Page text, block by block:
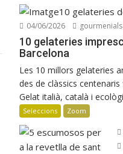
Verema al Penedès: vi,
gastronomia
Manuel Raventós
04/06/2026 gourmenials
10 gelateries
Barcelona
Les 10 millors gelateries
des de clàssics
Gelat italià, català i
Seleccions Zoom